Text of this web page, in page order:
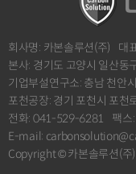
회사명: 카본솔루션(주)
대
본사: 경기도 고양시 일산동
기업부설연구소: 충남 천안
포천공장: 경기 포천시 포천
전화: 041-529-6281
팩
E-mail:
Copyright © 카본솔루션(